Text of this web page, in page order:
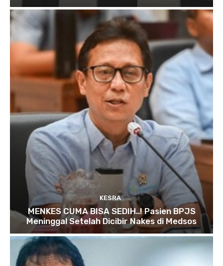
KESRA
MENKES CUMA BISA SEDIH..! Pasien BPJS
Meninggal Setelah Dicibir Nakes di Medsos